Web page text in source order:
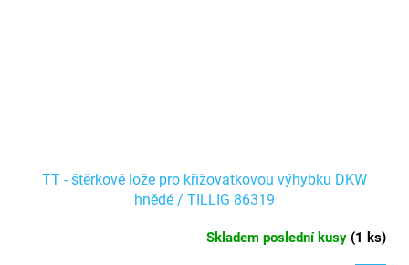
TT - štěrkové lože pro křižovatkovou výhybku DKW
hnědé / TILLIG 86319
Skladem poslední kusy (1 ks)